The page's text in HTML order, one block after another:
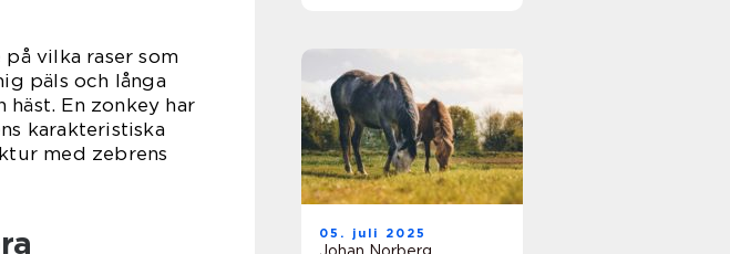
vilka raser som
päls och långa
häst. En zonkey har
karakteristiska
med zebrens
05. juli 2025